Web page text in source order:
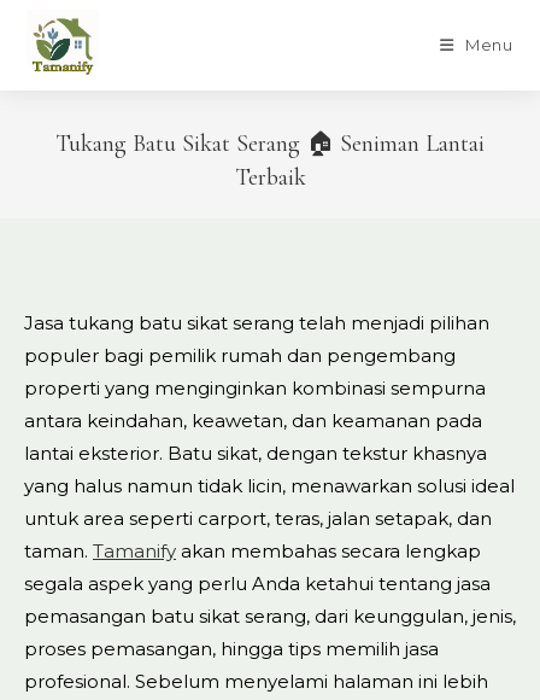
content
Menu
Tukang Batu Sikat Serang 🏠 Seniman Lantai
Terbaik
Jasa tukang batu sikat serang telah menjadi pilihan
populer bagi pemilik rumah dan pengembang
properti yang menginginkan kombinasi sempurna
antara keindahan, keawetan, dan keamanan pada
lantai eksterior. Batu sikat, dengan tekstur khasnya
yang halus namun tidak licin, menawarkan solusi ideal
untuk area seperti carport, teras, jalan setapak, dan
taman. Tamanify akan membahas secara lengkap
segala aspek yang perlu Anda ketahui tentang jasa
pemasangan batu sikat serang, dari keunggulan, jenis,
proses pemasangan, hingga tips memilih jasa
profesional. Sebelum menyelami halaman ini lebih